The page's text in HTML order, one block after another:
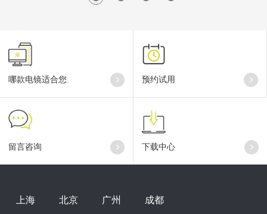
哪款电镜适合您 预约试用
留言咨询 下载中心
上海 北京 广州 成都